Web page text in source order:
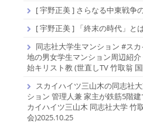
[ 宇野正美 ] さらなる中東戦争
[ 宇野正美 ] 「終末の時代」と
同志社大学生マンション #ス
地の男女学生マンション周辺紹
始キリスト教 (世直しTV 竹取翁
スカイハイツ三山木の同志社
ション 管理人兼 家主が鉄筋5階
カイハイツ三山木 同志社大学 竹
会)2025.10.25